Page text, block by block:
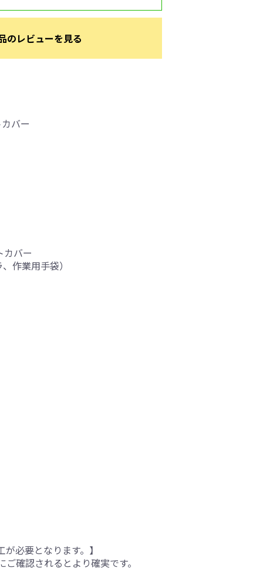
のレビューを見る
バー
カバー
作業用手袋）
必要となります。】
確認されるとより確実です。